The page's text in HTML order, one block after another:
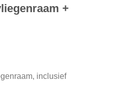
+
inclusief